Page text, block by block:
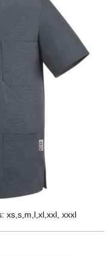
xs,s,m,l,xl,xxl, xxxl